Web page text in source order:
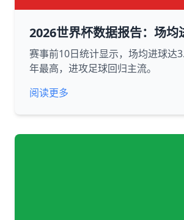
2026世界杯数据报告：场均
赛事前10日统计显示，场均进球达
年最高，进攻足球回归主流。
阅读更多